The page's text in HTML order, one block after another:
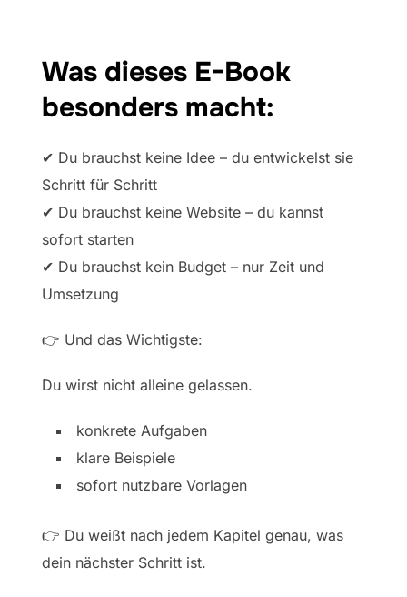
Was dieses E-Book
besonders macht:
✔ Du brauchst keine Idee – du entwickelst sie
Schritt für Schritt
✔ Du brauchst keine Website – du kannst
sofort starten
✔ Du brauchst kein Budget – nur Zeit und
Umsetzung
👉 Und das Wichtigste:
Du wirst nicht alleine gelassen.
konkrete Aufgaben
klare Beispiele
sofort nutzbare Vorlagen
👉 Du weißt nach jedem Kapitel genau, was
dein nächster Schritt ist.